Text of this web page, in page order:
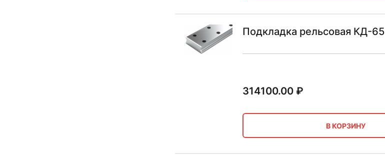
Подкладка рельсовая КД-65
314100.00₽
В КОРЗИНУ